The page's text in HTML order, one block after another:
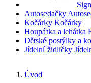
Autosedačky
Kočárky Kočárky
Houpátka a lehátka
Dětské postýlky a
Jídelní židličky
Úvod